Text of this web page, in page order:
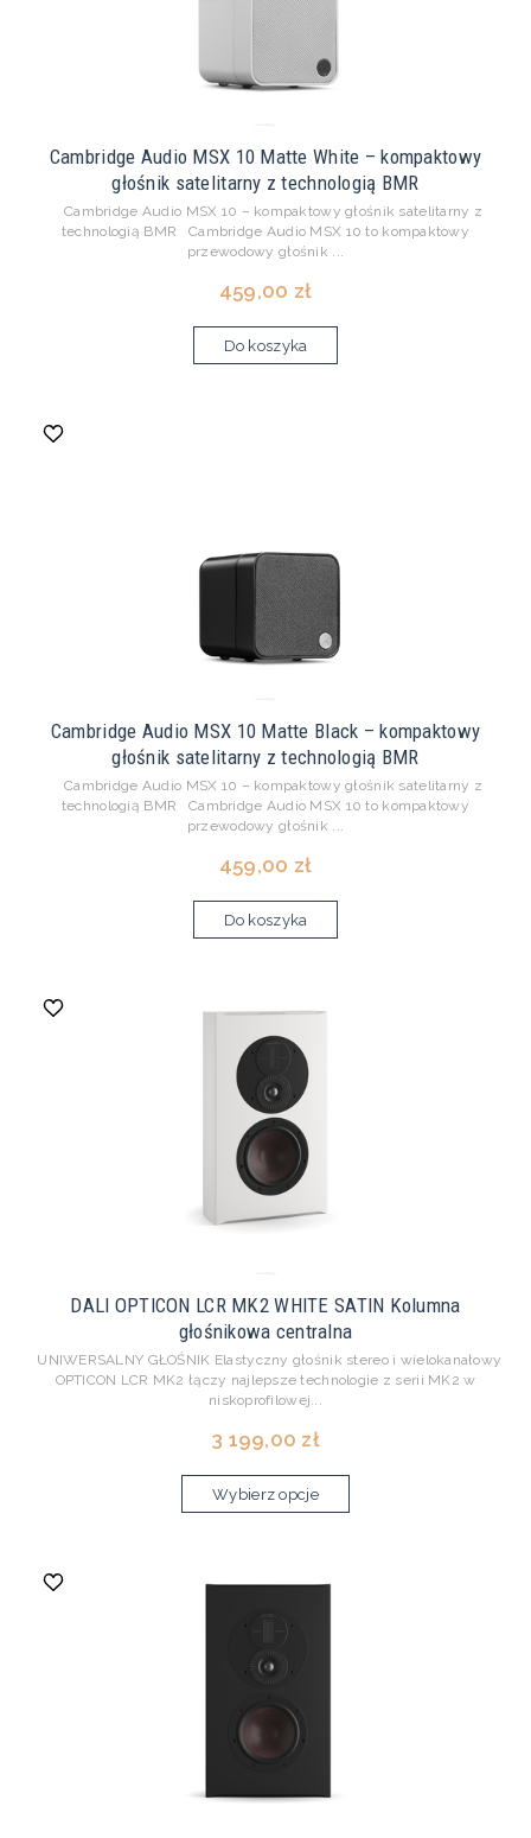
Cambridge Audio MSX 10 Matte White – kompaktowy
głośnik satelitarny z technologią BMR
Cambridge Audio MSX 10 – kompaktowy głośnik satelitarny z
technologią BMR Cambridge Audio MSX 10 to kompaktowy
przewodowy głośnik ...
459,00 zł
Do koszyka
Cambridge Audio MSX 10 Matte Black – kompaktowy
głośnik satelitarny z technologią BMR
Cambridge Audio MSX 10 – kompaktowy głośnik satelitarny z
technologią BMR Cambridge Audio MSX 10 to kompaktowy
przewodowy głośnik ...
459,00 zł
Do koszyka
DALI OPTICON LCR MK2 WHITE SATIN Kolumna
głośnikowa centralna
UNIWERSALNY GŁOŚNIK Elastyczny głośnik stereo i wielokanałowy
OPTICON LCR MK2 łączy najlepsze technologie z serii MK2 w
niskoprofilowej...
3 199,00 zł
Wybierz opcje